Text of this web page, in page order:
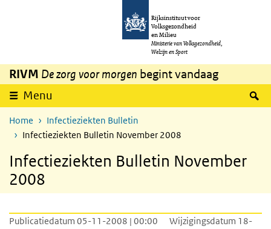
Overslaan en naar de inhoud gaan
Rijksinstituut voor
Volksgezondheid
en Milieu
Ministerie van Volksgezondheid,
Welzijn en Sport
RIVM De zorg voor morgen begint vandaag
Menu
Home
Infectieziekten Bulletin
Infectieziekten Bulletin November 2008
Infectieziekten Bulletin November
2008
Publicatiedatum 05-11-2008 | 00:00
Wijzigingsdatum 18-